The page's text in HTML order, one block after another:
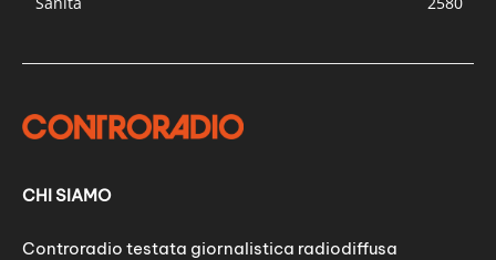
CHI SIAMO
Controradio testata giornalistica radiodiffusa